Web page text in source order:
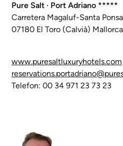
Pure Salt · Port Adriano *****
Carretera Magaluf-Santa
07180 El Toro (Calvià)
www.puresaltluxuryhotels.com
Telefon: 00 34 971 23 73 23